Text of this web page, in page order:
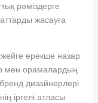
рәміздерге
жасауға
ерекше назар
мен орамалардың
дизайнерлері
іргелі атласы